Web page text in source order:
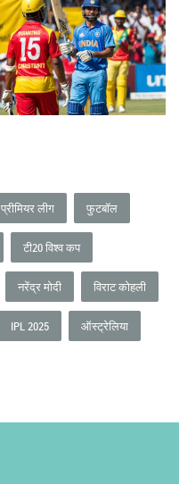
प्रीमियर लीग फुटबॉल
टी20 विश्व कप
नरेंद्र मोदी विराट कोहली
IPL 2025 ऑस्ट्रेलिया